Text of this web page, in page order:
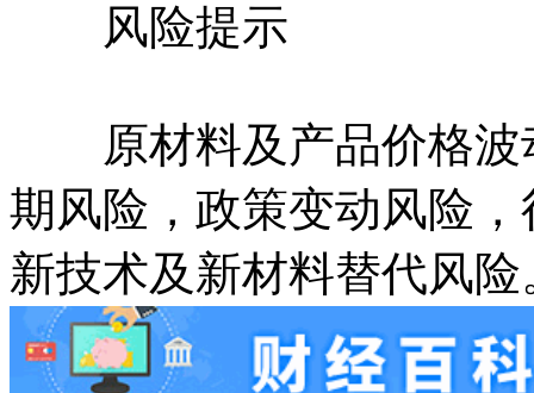
风险提示
原材料及产品价格波
期风险，政策变动风险
新技术及新材料替代风险